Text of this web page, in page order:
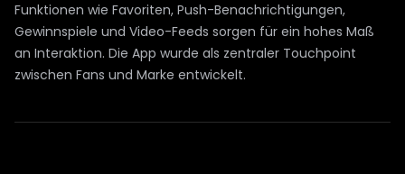
Funktionen wie Favoriten, Push-Benachrichtigungen,
Gewinnspiele und Video-Feeds sorgen für ein hohes Maß
an Interaktion. Die App wurde als zentraler Touchpoint
zwischen Fans und Marke entwickelt.